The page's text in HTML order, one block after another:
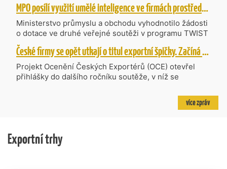
CzechBusiness, která propojuje dosavadní
kompetence agentur CzechTrade a CzechInvest.
Firmám nabídne jednoho partnera pro rozvoj od
inovací až po zahraniční expanzi.
MPO posílí využití umělé inteligence ve firmách prostřednictvím 40 projektů z programu TWIST
Ministerstvo průmyslu a obchodu vyhodnotilo žádosti
o dotace ve druhé veřejné soutěži v programu TWIST
– Transfer, Výzkum, Vývoj a Inovace pro Strategické
Technologie, do které bylo podáno 318 návrhů
projektů požadujících dotaci o celkovém objemu 4,27
mld. Kč. Částkou 630 mil. Kč bude podpořeno čtyřicet
nejlépe hodnocených projektů zaměřených na
výzkum v oblasti umělé inteligence a její aplikace do
podnikových procesů a do vývoje nových produktů na
na přípravě rozpočtu na rok 2027.
České firmy se opět utkají o titul exportní špičky. Začíná další ročník Ocenění Českých Exportérů
Projekt Ocenění Českých Exportérů (OCE) otevřel
přihlášky do dalšího ročníku soutěže, v níž se
Projekt dlouhodobě vyzdvihuje, podporuje a oceňuje
podniky, které úspěšně prosazují své produkty a
ekonomické výsledky, ale také silný podnikatelský
příběh.
více zpráv
Exportní trhy